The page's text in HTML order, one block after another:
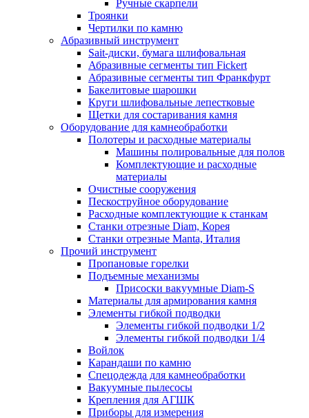
Ручные скарпели
Троянки
Чертилки по камню
Абразивный инструмент
Sait-диски, бумага шлифовальная
Абразивные сегменты тип Fickert
Абразивные сегменты тип Франкфурт
Бакелитовые шарошки
Круги шлифовальные лепестковые
Щетки для состаривания камня
Оборудование для камнеобработки
Полотеры и расходные материалы
Машины полировальные для полов
Комплектующие и расходные
материалы
Очистные сооружения
Пескоструйное оборудование
Расходные комплектующие к станкам
Станки отрезные Diam, Корея
Станки отрезные Manta, Италия
Прочий инструмент
Пропановые горелки
Подъeмные механизмы
Присоски вакуумные Diam-S
Материалы для армирования камня
Элементы гибкой подводки
Элементы гибкой подводки 1/2
Элементы гибкой подводки 1/4
Войлок
Карандаши по камню
Спецодежда для камнеобработки
Вакуумные пылесосы
Крепления для АГШК
Приборы для измерения